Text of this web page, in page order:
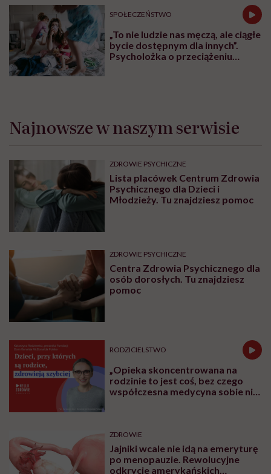
SPOŁECZEŃSTWO
„To nie ludzie nas męczą, ale ciągłe
bycie dostępnym dla innych”.
Psycholożka o przeciążeniu
Najnowsze w naszym serwisie
ZDROWIE PSYCHICZNE
Lista placówek Centrum Zdrowia
Psychicznego dla Dzieci i
Młodzieży. Tu znajdziesz pomoc
ZDROWIE PSYCHICZNE
Centra Zdrowia Psychicznego dla
osób dorosłych. Tu znajdziesz
pomoc
RODZICIELSTWO
„Opieka skoncentrowana na
rodzinie to jest coś, bez czego
współczesna medycyna sobie nie
ZDROWIE
Jajniki wcale nie idą na emeryturę
po menopauzie. Rewolucyjne
odkrycie amerykańskich